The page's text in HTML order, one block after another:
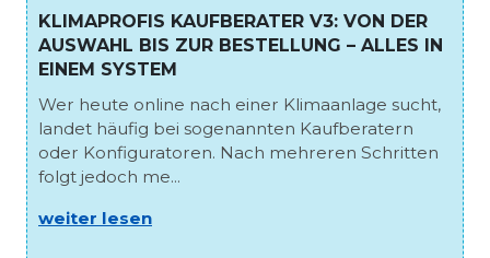
KLIMAPROFIS KAUFBERATER V3: VON DER
AUSWAHL BIS ZUR BESTELLUNG – ALLES IN
EINEM SYSTEM
Wer heute online nach einer Klimaanlage sucht,
landet häufig bei sogenannten Kaufberatern
oder Konfiguratoren. Nach mehreren Schritten
folgt jedoch me...
weiter lesen